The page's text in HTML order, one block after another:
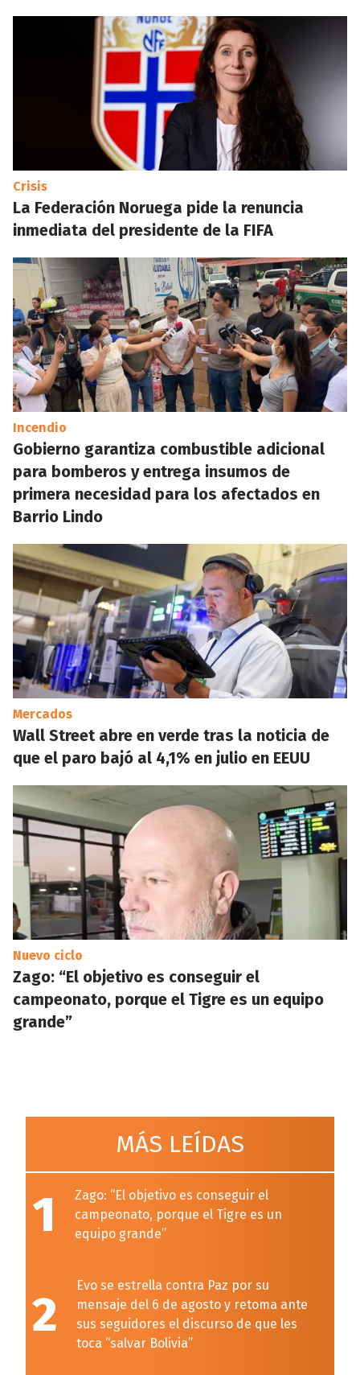
Crisis
La Federación Noruega pide la renuncia
inmediata del presidente de la FIFA
Incendio
Gobierno garantiza combustible adicional
para bomberos y entrega insumos de
primera necesidad para los afectados en
Barrio Lindo
Mercados
Wall Street abre en verde tras la noticia de
que el paro bajó al 4,1% en julio en EEUU
Nuevo ciclo
Zago: “El objetivo es conseguir el
campeonato, porque el Tigre es un equipo
grande”
MÁS LEÍDAS
1
Zago: “El objetivo es conseguir el
campeonato, porque el Tigre es un
equipo grande”
2
Evo se estrella contra Paz por su
mensaje del 6 de agosto y retoma ante
sus seguidores el discurso de que les
toca “salvar Bolivia”